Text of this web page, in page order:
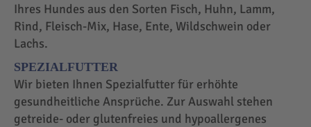
Ihres Hundes aus den Sorten Fisch, Huhn, Lamm,
Rind, Fleisch-Mix, Hase, Ente, Wildschwein oder
Lachs.
SPEZIALFUTTER
Wir bieten Ihnen Spezialfutter für erhöhte
gesundheitliche Ansprüche. Zur Auswahl stehen
getreide- oder glutenfreies und hypoallergenes